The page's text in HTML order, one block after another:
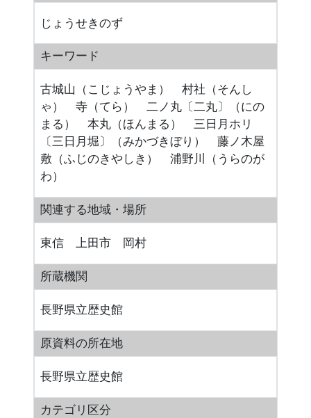
じょうせきのず
キーワード
古城山（こじょうやま） 村社（そんし
ゃ） 寺（てら） 二ノ丸〔二丸〕（にの
まる） 本丸（ほんまる） 三日月ホリ
〔三日月堀〕（みかづきぼり） 藤ノ木屋
敷（ふじのきやしき） 浦野川（うらのが
わ）
関連する地域・場所
東信 上田市 岡村
所蔵機関
長野県立歴史館
原資料の所在地
長野県立歴史館
カテゴリ区分